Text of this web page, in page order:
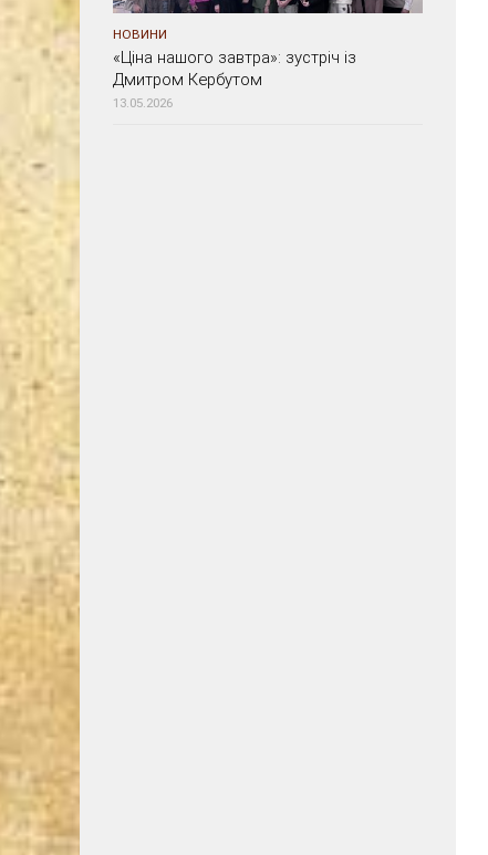
НОВИНИ
«Ціна нашого завтра»: зустріч із
Дмитром Кербутом
13.05.2026